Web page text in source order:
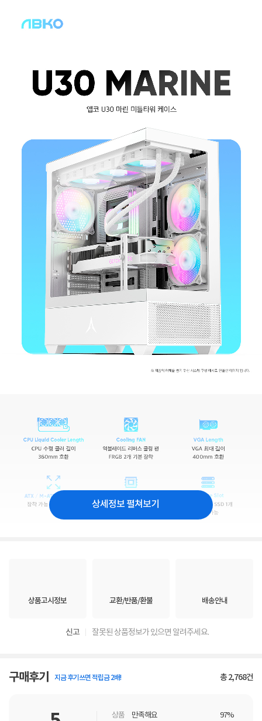
상세정보 펼쳐보기
상품고시정보 교환/반품/환불 배송안내
신고 잘못된 상품정보가 있으면 알려주세요.
구매후기 지금 후기쓰면 적립금 2배! 총2,768건
상품 만족해요 97%